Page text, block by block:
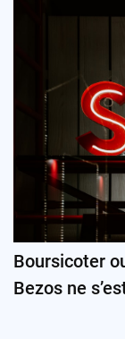
Boursicoter
Bezos ne